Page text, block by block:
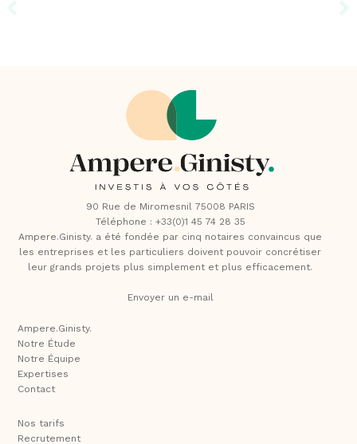
90 Rue de Miromesnil 75008 PARIS
Téléphone : +33(0)1 45 74 28 35
Ampere.Ginisty. a été fondée par cinq notaires convaincus que
les entreprises et les particuliers doivent pouvoir concrétiser
leur grands projets plus simplement et plus efficacement.
Envoyer un e-mail
Ampere.Ginisty.
Notre Étude
Notre Équipe
Expertises
Contact
Nos tarifs
Recrutement